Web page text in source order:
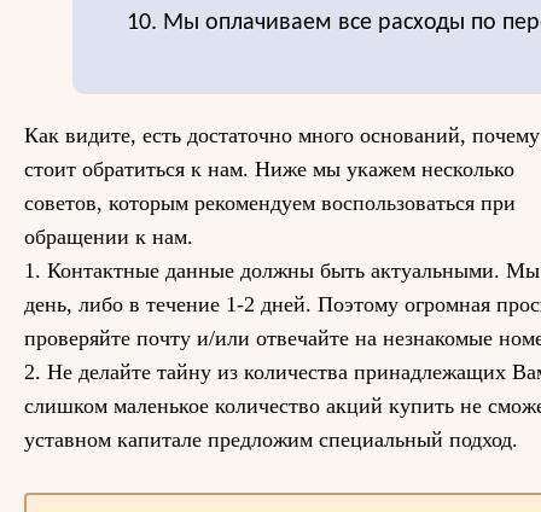
10. Мы оплачиваем все расходы по
Как видите, есть достаточно много оснований, почему
стоит обратиться к нам. Ниже мы укажем несколько
советов, которым рекомендуем воспользоваться при
обращении к нам.
1. Контактные данные должны быть актуальными. Мы
день, либо в течение 1-2 дней. Поэтому огромная
проверяйте почту и/или отвечайте на незнакомые
2. Не делайте тайну из количества принадлежащих
слишком маленькое количество акций купить не
уставном капитале предложим специальный подход.